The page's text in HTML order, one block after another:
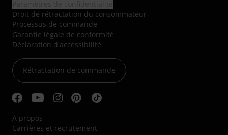
Droit de rétractation du consommateur
Processus de commande
Garantie légale de conformité
Déclaration d'accessibilité
Rétractation de commande
A propos
Carrières et recrutement